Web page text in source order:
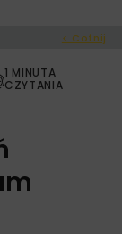
< Cofnij
1 MINUTA
CZYTANIA